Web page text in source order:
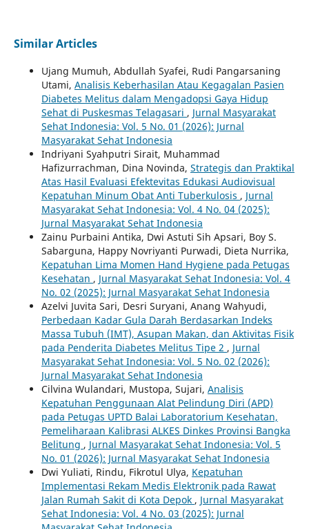
Similar Articles
Ujang Mumuh, Abdullah Syafei, Rudi Pangarsaning
Utami, Analisis Keberhasilan Atau Kegagalan Pasien
Diabetes Melitus dalam Mengadopsi Gaya Hidup
Sehat di Puskesmas Telagasari , Jurnal Masyarakat
Sehat Indonesia: Vol. 5 No. 01 (2026): Jurnal
Masyarakat Sehat Indonesia
Indriyani Syahputri Sirait, Muhammad
Hafizurrachman, Dina Novinda, Strategis dan Praktikal
Atas Hasil Evaluasi Efektevitas Edukasi Audiovisual
Kepatuhan Minum Obat Anti Tuberkulosis , Jurnal
Masyarakat Sehat Indonesia: Vol. 4 No. 04 (2025):
Jurnal Masyarakat Sehat Indonesia
Zainu Purbaini Antika, Dwi Astuti Sih Apsari, Boy S.
Sabarguna, Happy Novriyanti Purwadi, Dieta Nurrika,
Kepatuhan Lima Momen Hand Hygiene pada Petugas
Kesehatan , Jurnal Masyarakat Sehat Indonesia: Vol. 4
No. 02 (2025): Jurnal Masyarakat Sehat Indonesia
Azelvi Juvita Sari, Desri Suryani, Anang Wahyudi,
Perbedaan Kadar Gula Darah Berdasarkan Indeks
Massa Tubuh (IMT), Asupan Makan, dan Aktivitas Fisik
pada Penderita Diabetes Melitus Tipe 2 , Jurnal
Masyarakat Sehat Indonesia: Vol. 5 No. 02 (2026):
Jurnal Masyarakat Sehat Indonesia
Cilvina Wulandari, Mustopa, Sujari, Analisis
Kepatuhan Penggunaan Alat Pelindung Diri (APD)
pada Petugas UPTD Balai Laboratorium Kesehatan,
Pemeliharaan Kalibrasi ALKES Dinkes Provinsi Bangka
Belitung , Jurnal Masyarakat Sehat Indonesia: Vol. 5
No. 01 (2026): Jurnal Masyarakat Sehat Indonesia
Dwi Yuliati, Rindu, Fikrotul Ulya, Kepatuhan
Implementasi Rekam Medis Elektronik pada Rawat
Jalan Rumah Sakit di Kota Depok , Jurnal Masyarakat
Sehat Indonesia: Vol. 4 No. 03 (2025): Jurnal